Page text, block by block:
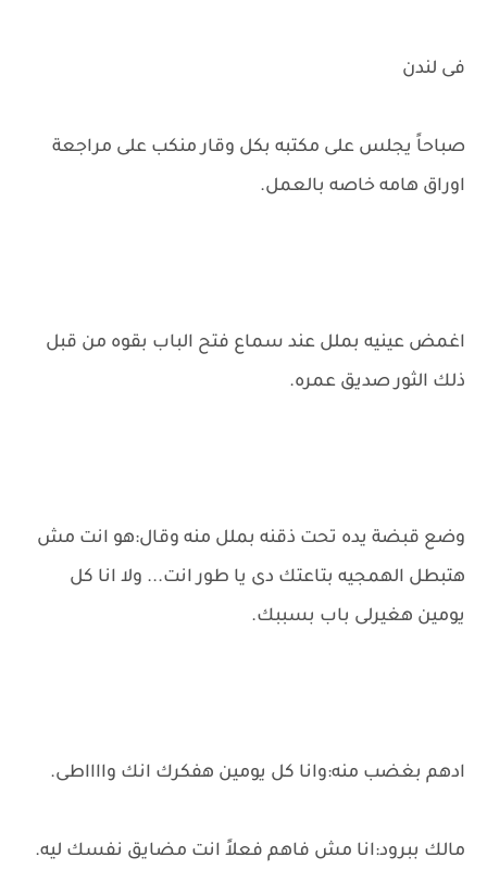
فى لندن
صباحاً يجلس على مكتبه بكل وقار منكب على مراجعة
اوراق هامه خاصه بالعمل.
اغمض عينيه بملل عند سماع فتح الباب بقوه من قبل
ذلك الثور صديق عمره.
وضع قبضة يده تحت ذقنه بملل منه وقال:هو انت مش
هتبطل الهمجيه بتاعتك دى يا طور انت... ولا انا كل
يومين هغيرلى باب بسببك.
ادهم بغضب منه:وانا كل يومين هفكرك انك وااااطى.
مالك ببرود:انا مش فاهم فعلاً انت مضايق نفسك ليه.